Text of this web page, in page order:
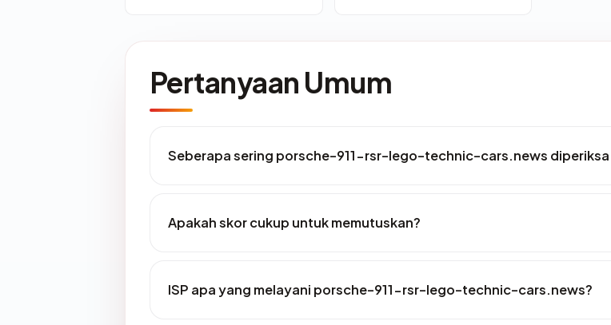
Pertanyaan Umum
Seberapa sering porsche-911-rsr-lego-technic-cars.news diperiksa
Apakah skor cukup untuk memutuskan?
ISP apa yang melayani porsche-911-rsr-lego-technic-cars.news?